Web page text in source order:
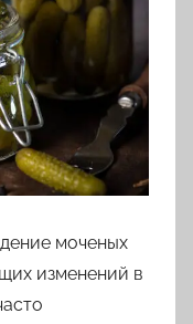
моченых
изменений в